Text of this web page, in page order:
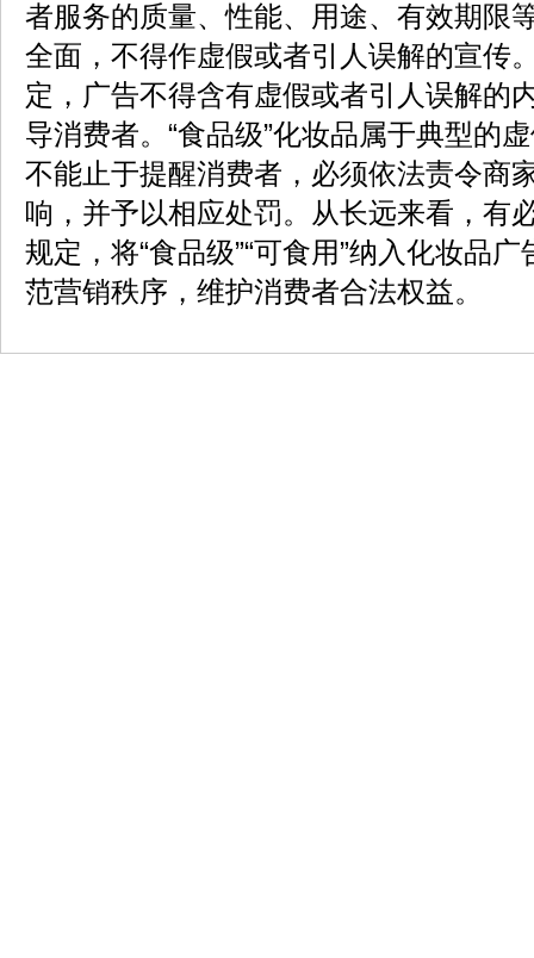
者服务的质量、性能、用途、有效期限
全面，不得作虚假或者引人误解的宣传
定，广告不得含有虚假或者引人误解的
导消费者。“食品级”化妆品属于典型的
不能止于提醒消费者，必须依法责令商
响，并予以相应处罚。从长远来看，有
规定，将“食品级”“可食用”纳入化妆品
范营销秩序，维护消费者合法权益。